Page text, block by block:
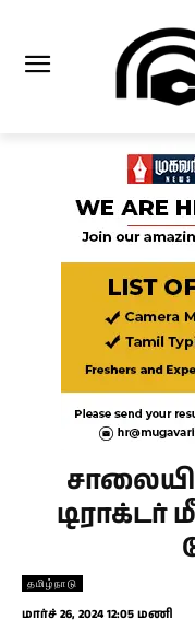
டிராக்டர்
தமிழ்நாடு
மார்ச் 26, 2024 12:05 மணி